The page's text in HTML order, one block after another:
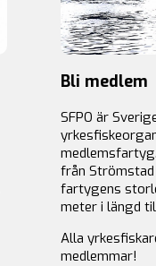
Bli medlem
SFPO är
från Strömstad
fartygens
meter i längd
Alla
medlemmar!